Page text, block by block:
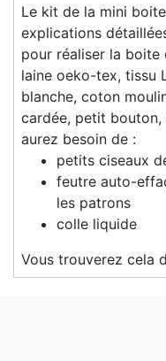
Le kit de la mini
explications
pour réaliser la boite
laine oeko-tex, tissu
blanche, coton
cardée, petit
aurez besoin de :
petits ciseaux
feutre auto-
les patrons
colle liquide
Vous trouverez cela